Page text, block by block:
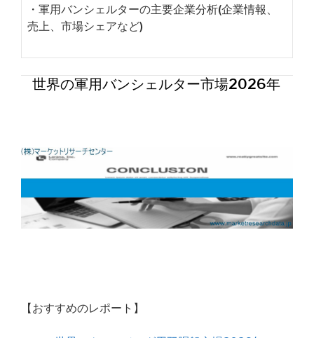
・軍用バンシェルターの主要企業分析(企業情報、
売上、市場シェアなど)
世界の軍用バンシェルター市場2026年
【おすすめのレポート】